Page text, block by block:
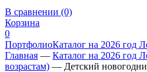
В сравнении (0)
Корзина
0
ПортфолиоКаталог на 2026 год
Главная — Каталог на 2026 год
возрастам) — Детский